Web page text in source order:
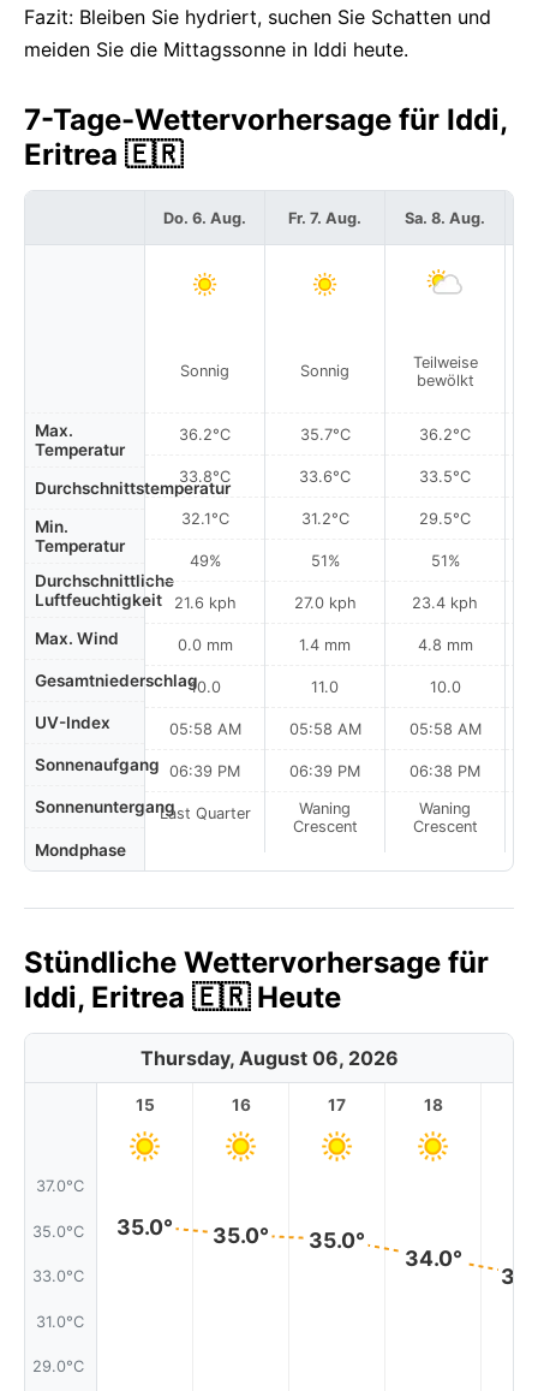
Fazit: Bleiben Sie hydriert, suchen Sie Schatten und
meiden Sie die Mittagssonne in Iddi heute.
7-Tage-Wettervorhersage für Iddi,
Eritrea 🇪🇷
Max.
Temperatur
Durchschnittstemperatur
Min.
Temperatur
Durchschnittliche
Luftfeuchtigkeit
Max. Wind
Gesamtniederschlag
UV-Index
Sonnenaufgang
Sonnenuntergang
Mondphase
Do. 6. Aug.
Sonnig
36.2°C
33.8°C
32.1°C
49%
21.6 kph
0.0 mm
10.0
05:58 AM
06:39 PM
Last Quarter
Fr. 7. Aug.
Sonnig
35.7°C
33.6°C
31.2°C
51%
27.0 kph
1.4 mm
11.0
05:58 AM
06:39 PM
Waning
Crescent
Sa. 8. Aug.
Teilweise
bewölkt
36.2°C
33.5°C
29.5°C
51%
23.4 kph
4.8 mm
10.0
05:58 AM
06:38 PM
Waning
Crescent
Stündliche Wettervorhersage für
Iddi, Eritrea 🇪🇷 Heute
Thursday, August 06, 2026
37.0°C
35.0°C
33.0°C
31.0°C
29.0°C
15
35.0°
16
35.0°
17
35.0°
18
34.0°